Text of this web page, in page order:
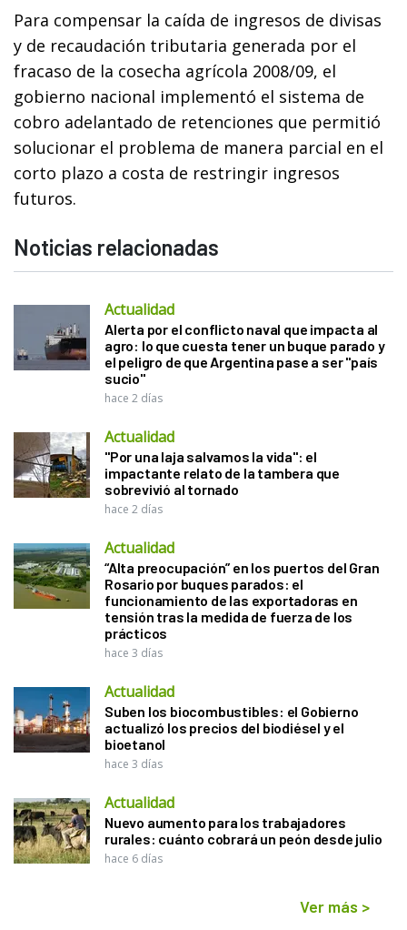
Para compensar la caída de ingresos de divisas
y de recaudación tributaria generada por el
fracaso de la cosecha agrícola 2008/09, el
gobierno nacional implementó el sistema de
cobro adelantado de retenciones que permitió
solucionar el problema de manera parcial en el
corto plazo a costa de restringir ingresos
futuros.
Noticias relacionadas
Actualidad
Alerta por el conflicto naval que impacta al
agro: lo que cuesta tener un buque parado y
el peligro de que Argentina pase a ser "país
sucio"
hace 2 días
Actualidad
"Por una laja salvamos la vida": el
impactante relato de la tambera que
sobrevivió al tornado
hace 2 días
Actualidad
“Alta preocupación” en los puertos del Gran
Rosario por buques parados: el
funcionamiento de las exportadoras en
tensión tras la medida de fuerza de los
prácticos
hace 3 días
Actualidad
Suben los biocombustibles: el Gobierno
actualizó los precios del biodiésel y el
bioetanol
hace 3 días
Actualidad
Nuevo aumento para los trabajadores
rurales: cuánto cobrará un peón desde julio
hace 6 días
Ver más >